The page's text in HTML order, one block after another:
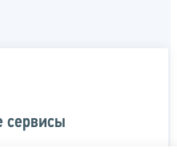
сервисы